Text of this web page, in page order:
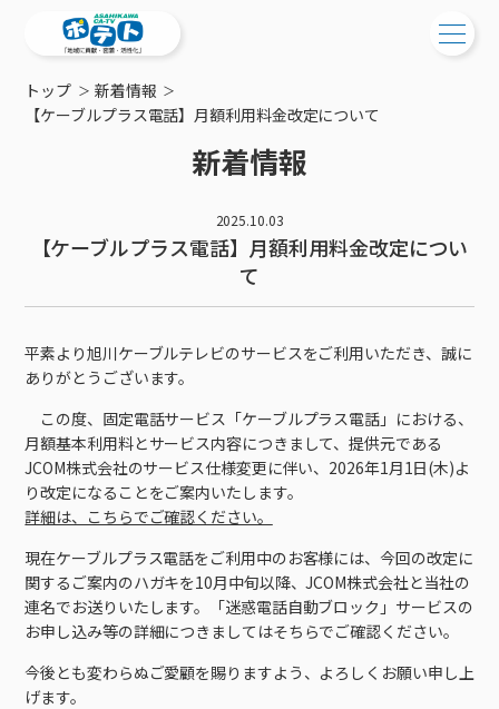
ご検討中の方
工事・配線について
物件情報
特典・キャンペーン
おトクな割引サービス
ご加入中のサービス確認・変更
WEBメール
サポートサービス
サポートサービストップ
リモートコール
回線速度測定
接続・設定⽅法
訪問サポート＆サポートパックサービス料⾦表
新着情報
メンテナンス・障害情報
ポテトからのプレゼント
イベントカレンダー
講座のご案内
ケーブルテレビトップ
チャンネル紹介
料⾦プラン
NHK衛星受信料団体⼀括⽀払
機器⼀覧
インターネット
インターネットトップ
料⾦プラン
Wi-Fiサービス
ポテトホーム防犯カメラ
オプションサービス
インターネットギガシェアプラン
固定電話トップ
基本料⾦・通話料⾦
オプションサービス
auスマートバリュー
auまとめトーク
ポテトスマートフォン
ポテトスマートフォントップ
料⾦プラン
機種⼀覧
オプションサービス
でんき
でんきトップ
ポラリンでんき×ポテト
ポテトでんき
ケーブルプラスでんき
暮らしを快適にするサービス
暮らしを快適にするサービストップ
ポテトライフメール
⽣活あんしんサービス
みるプラス
お困りの方はこちら
メンテナンス
障害情報
マイページ
お申し込み
トップ
新着情報
【ケーブルプラス電話】月額利用料金改定について
新着情報
2025.10.03
【ケーブルプラス電話】月額利用料金改定につい
て
平素より旭川ケーブルテレビのサービスをご利用いただき、誠に
ありがとうございます。
この度、固定電話サービス「ケーブルプラス電話」における、
月額基本利用料とサービス内容につきまして、提供元である
JCOM株式会社のサービス仕様変更に伴い、2026年1月1日(木)よ
り改定になることをご案内いたします。
詳細は、こちらでご確認ください。
現在ケーブルプラス電話をご利用中のお客様には、今回の改定に
関するご案内のハガキを10月中旬以降、JCOM株式会社と当社の
連名でお送りいたします。「迷惑電話自動ブロック」サービスの
お申し込み等の詳細につきましてはそちらでご確認ください。
今後とも変わらぬご愛顧を賜りますよう、よろしくお願い申し上
げます。